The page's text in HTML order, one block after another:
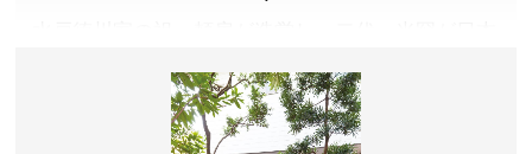
の庭園。大泉水の「海」の景を中心に、「山」
「川」「田園」などの景が連環して配置されてお